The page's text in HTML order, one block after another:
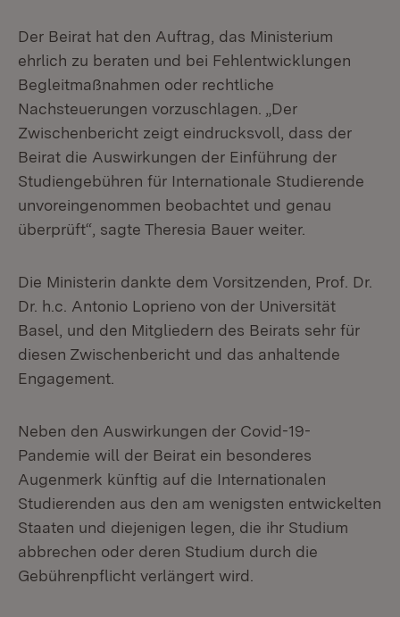
Der Beirat hat den Auftrag, das Ministerium
ehrlich zu beraten und bei Fehlentwicklungen
Begleitmaßnahmen oder rechtliche
Nachsteuerungen vorzuschlagen. „Der
Zwischenbericht zeigt eindrucksvoll, dass der
Beirat die Auswirkungen der Einführung der
Studiengebühren für Internationale Studierende
unvoreingenommen beobachtet und genau
überprüft“, sagte Theresia Bauer weiter.
Die Ministerin dankte dem Vorsitzenden, Prof. Dr.
Dr. h.c. Antonio Loprieno von der Universität
Basel, und den Mitgliedern des Beirats sehr für
diesen Zwischenbericht und das anhaltende
Engagement.
Neben den Auswirkungen der Covid-19-
Pandemie will der Beirat ein besonderes
Augenmerk künftig auf die Internationalen
Studierenden aus den am wenigsten entwickelten
Staaten und diejenigen legen, die ihr Studium
abbrechen oder deren Studium durch die
Gebührenpflicht verlängert wird.